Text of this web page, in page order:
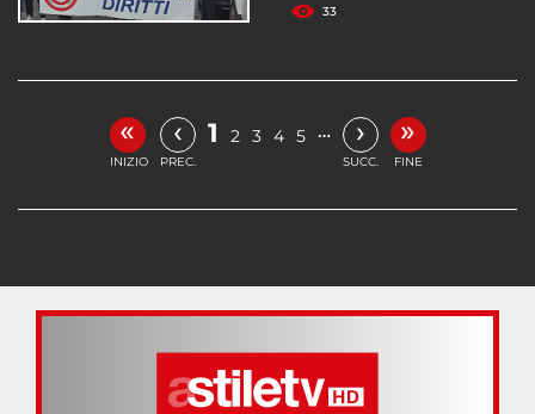
33
«
INIZIO
‹
PREC.
1 2 3 4 5 … ›
SUCC.
»
FINE